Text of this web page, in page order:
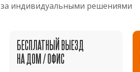
за индивидуальными решениями
БЕСПЛАТНЫЙ ВЫЕЗД
НА ДОМ / ОФИС